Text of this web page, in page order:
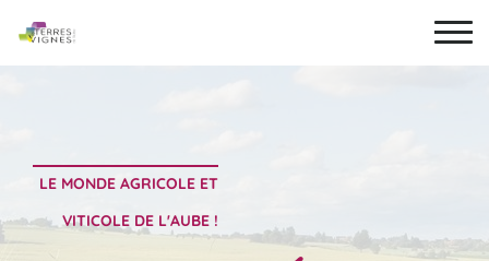
LE MONDE AGRICOLE ET
VITICOLE DE L'AUBE !